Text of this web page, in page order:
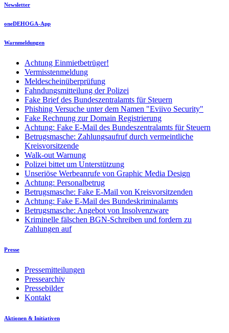
Newsletter
oneDEHOGA-App
Warnmeldungen
Achtung Einmietbetrüger!
Vermisstenmeldung
Meldescheinüberprüfung
Fahndungsmitteilung der Polizei
Fake Brief des Bundeszentralamts für Steuern
Phishing Versuche unter dem Namen "Eviivo Security"
Fake Rechnung zur Domain Registrierung
Achtung: Fake E-Mail des Bundeszentralamts für Steuern
Betrugsmasche: Zahlungsaufruf durch vermeintliche
Kreisvorsitzende
Walk-out Warnung
Polizei bittet um Unterstützung
Unseriöse Werbeanrufe von Graphic Media Design
Achtung: Personalbetrug
Betrugsmasche: Fake E-Mail von Kreisvorsitzenden
Achtung: Fake E-Mail des Bundeskriminalamts
Betrugsmasche: Angebot von Insolvenzware
Kriminelle fälschen BGN-Schreiben und fordern zu
Zahlungen auf
Presse
Pressemitteilungen
Pressearchiv
Pressebilder
Kontakt
Aktionen & Initiativen